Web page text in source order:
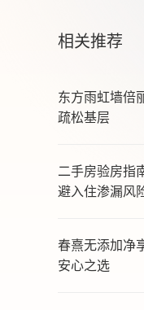
相关推荐
东方雨虹墙倍
疏松基层
二手房验房指
避入住渗漏风
春熹无添加净
安心之选